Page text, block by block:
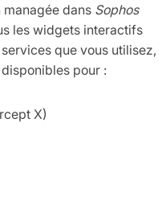
dans Sophos
les widgets interactifs
que vous utilisez,
pour :
X)